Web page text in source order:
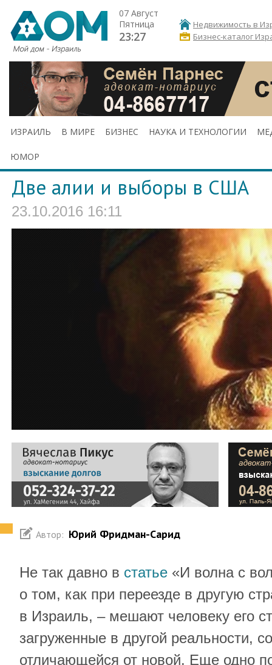
07 Август
Пятница
23:27
Недвижимость в
Бизнес-каталог
ИЗРАИЛЬ В МИРЕ БИЗНЕС НАУКА И ТЕХНОЛОГИИ
ЮМОР
Две алии и выборы в США
23.10.2016 16:11
Автор: Юрий Фридман-Сарид
Не так давно в статье «И волна с
о том, как при переезде в другую
в Израиль, – мешают человеку его
загруженные в другой реальности,
отличающейся от новой. Еще одно